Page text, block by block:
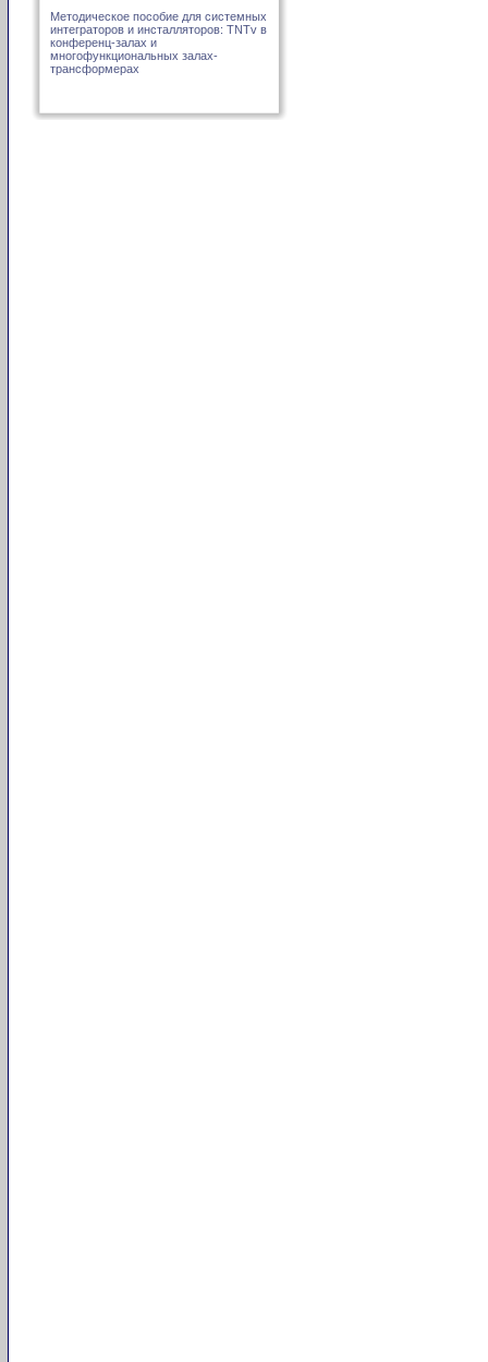
Методическое пособие для системных
интеграторов и инсталляторов: TNTv в
конференц-залах и
многофункциональных залах-
трансформерах